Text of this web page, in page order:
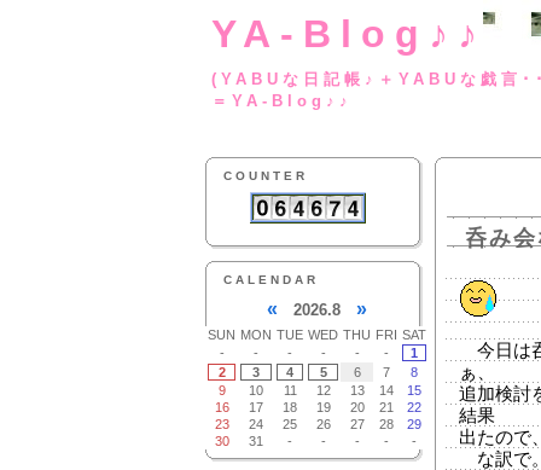
YA-Blog♪♪
(YABUな日記帳♪
＝YA-Blog♪♪
COUNTER
CALENDAR
« 2026.8 »
SUN MON TUE WED THU FRI SAT
-
- - - - -
1
2
3 4 5 6 7
8
9
10 11 12 13 14
15
16
17 18 19 20 21
22
23
24 25 26 27 28
29
30
31 - - - - -
呑み
今日は
ぁ、
追加検討
結果
出たので
な訳で